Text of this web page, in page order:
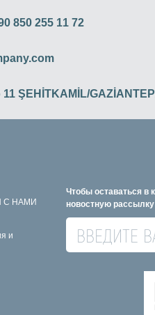
850 255 11 72
ŞEHİTKAMİL/
С НАМИ
и
Чтобы оставаться в
новостную рассылку